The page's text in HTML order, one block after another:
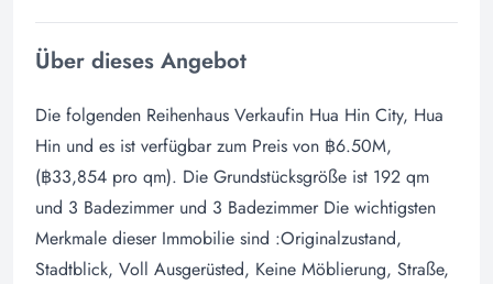
Über dieses Angebot
Die folgenden Reihenhaus Verkaufin Hua Hin City, Hua
Hin und es ist verfügbar zum Preis von ฿6.50M,
(฿33,854 pro qm). Die Grundstücksgröße ist 192 qm
und 3 Badezimmer und 3 Badezimmer Die wichtigsten
Merkmale dieser Immobilie sind :Originalzustand,
Stadtblick, Voll Ausgerüsted, Keine Möblierung, Straße,